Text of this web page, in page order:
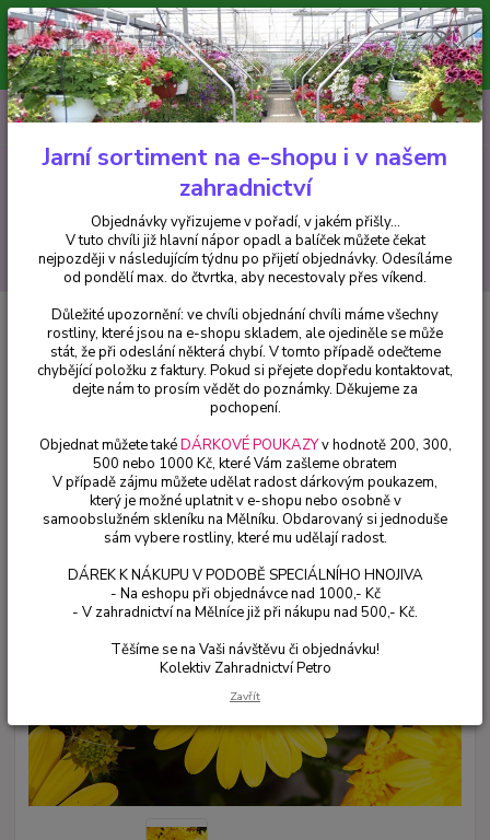
Minimální hodnota pro odeslání z e-shopu je 300 Kč.
V tuto chvíli již hlavní nápor objednávek opadl a balíček můžete čekat
nejpozději v následujícím týdnu po přijetí objednávky. Objednávky
vyřizujeme v pořadí, v jakém přišly...
CZK
Hledat
+420 602 223 614 0ks
za0 Kč
Balkónové rostliny
Osteospermum žluté plné - cena za kus v 3-
kusovém balení
Osteospermum žluté plné - cena
za kus v 3-kusovém balení
Jarní sortiment na e-shopu i v našem
zahradnictví
Objednávky vyřizujeme v pořadí, v jakém přišly...
V tuto chvíli již hlavní nápor opadl a balíček můžete čekat
nejpozději v následujícím týdnu po přijetí objednávky. Odesíláme
od pondělí max. do čtvrtka, aby necestovaly přes víkend.
Důležité upozornění: ve chvíli objednání chvíli máme všechny
rostliny, které jsou na e-shopu skladem, ale ojediněle se může
stát, že při odeslání některá chybí. V tomto případě odečteme
chybějící položku z faktury. Pokud si přejete dopředu kontaktovat,
dejte nám to prosím vědět do poznámky. Děkujeme za
pochopení.
Objednat můžete takéDÁRKOVÉ POUKAZYv hodnotě 200, 300,
500 nebo 1000 Kč, které Vám zašleme obratem
V případě zájmu můžete udělat radost dárkovým poukazem,
který je možné uplatnit v e-shopu nebo osobně v
samoobslužném skleníku na Mělníku. Obdarovaný si jednoduše
sám vybere rostliny, které mu udělají radost.
DÁREK K NÁKUPU V PODOBĚ SPECIÁLNÍHO HNOJIVA
- Na eshopu při objednávce nad 1000,- Kč
- V zahradnictví na Mělníce již při nákupu nad 500,- Kč.
Těšíme se na Vaši návštěvu či objednávku!
Kolektiv Zahradnictví Petro
Zavřít